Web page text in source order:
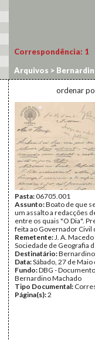
Correspondência: 1
Arquivos >
ordenar
Pasta:06705.001
Assunto:Boato de que
um assalto a redacções
entre os quais "O Dia".
feita ao Governador Civil
Remetente:J. A.
Sociedade de Geografia
Destinatário:
Data:Sábado, 27 de
Fundo:DBG -
Bernardino Machado
Tipo Documental:
Página(s):2